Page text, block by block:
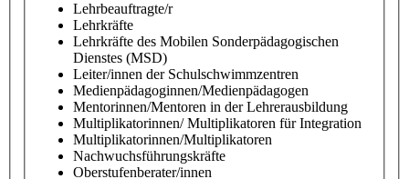
Lehrbeauftragte/r
Lehrkräfte
Lehrkräfte des Mobilen Sonderpädagogischen
Dienstes (MSD)
Leiter/innen der Schulschwimmzentren
Medienpädagoginnen/Medienpädagogen
Mentorinnen/Mentoren in der Lehrerausbildung
Multiplikatorinnen/ Multiplikatoren für Integration
Multiplikatorinnen/Multiplikatoren
Nachwuchsführungskräfte
Oberstufenberater/innen